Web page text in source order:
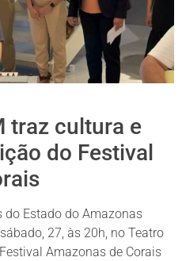
traz cultura e
do Festival
do Estado do Amazonas
27, às 20h, no Teatro
Amazonas de Corais